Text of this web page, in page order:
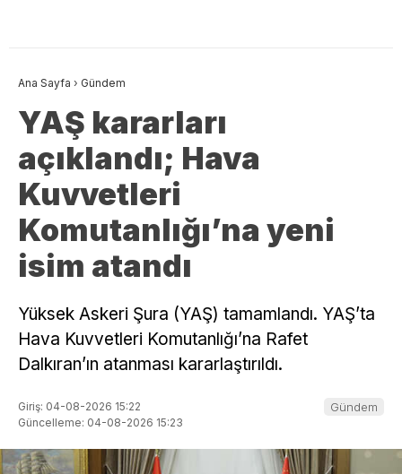
Ana Sayfa › Gündem
YAŞ kararları
açıklandı; Hava
Kuvvetleri
Komutanlığı’na yeni
isim atandı
Yüksek Askeri Şura (YAŞ) tamamlandı. YAŞ’ta
Hava Kuvvetleri Komutanlığı’na Rafet
Dalkıran’ın atanması kararlaştırıldı.
Giriş: 04-08-2026 15:22
Güncelleme: 04-08-2026 15:23
Gündem